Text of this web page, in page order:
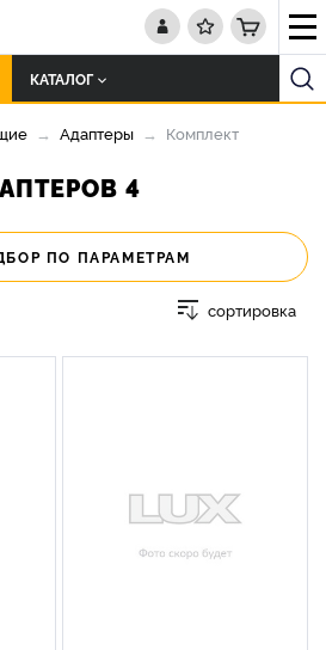
КАТАЛОГ
Адаптеры
Комплект
4
ПО ПАРАМЕТРАМ
сортировка